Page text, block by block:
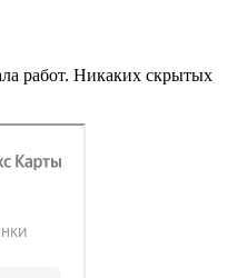
работ. Никаких скрытых